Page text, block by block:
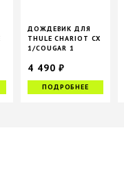
ДОЖДЕВИК ДЛЯ
THULE CHARIOT CX
1/COUGAR 1
4 490 ₽
ПОДРОБНЕЕ